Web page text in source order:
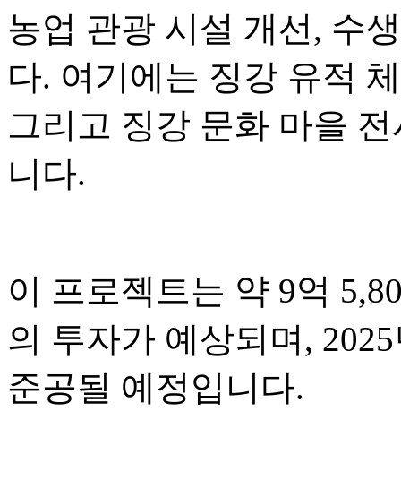
농업 관광 시설 개선, 수
다. 여기에는 징강 유적
그리고 징강 문화 마을
니다.
이 프로젝트는 약 9억
의 투자가 예상되며,
준공될 예정입니다.